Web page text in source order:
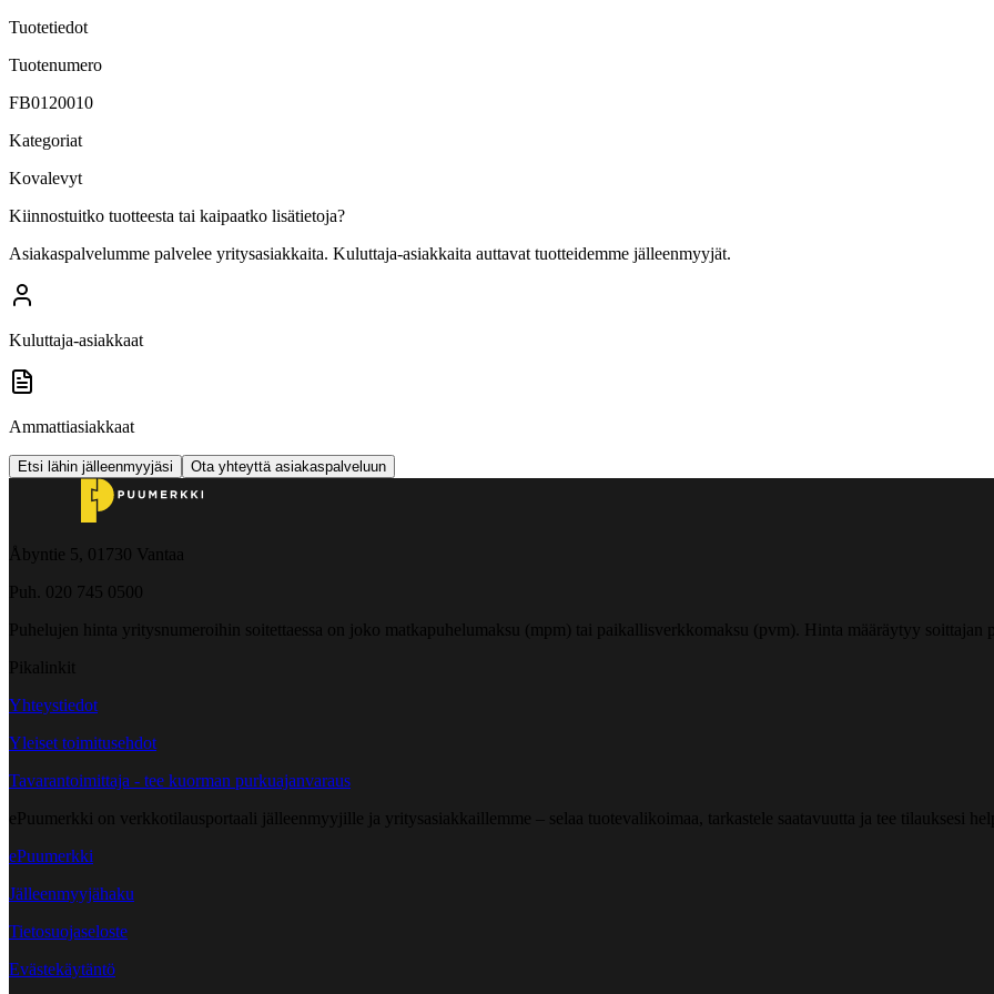
Tuotetiedot
Tuotenumero
FB0120010
Kategoriat
Kovalevyt
Kiinnostuitko tuotteesta tai kaipaatko lisätietoja?
Asiakaspalvelumme palvelee yritysasiakkaita. Kuluttaja-asiakkaita auttavat tuotteidemme jälleenmyyjät.
Kuluttaja-asiakkaat
Ammattiasiakkaat
Etsi lähin jälleenmyyjäsi Ota yhteyttä asiakaspalveluun
Åbyntie 5, 01730 Vantaa
Puh. 020 745 0500
Puhelujen hinta yritysnumeroihin soitettaessa on joko matkapuhelumaksu (mpm) tai paikallisverkkomaksu (pvm). Hinta määräytyy soittajan
Pikalinkit
Yhteystiedot
Yleiset toimitusehdot
Tavarantoimittaja - tee kuorman purkuajanvaraus
ePuumerkki on verkkotilausportaali jälleenmyyjille ja yritysasiakkaillemme – selaa tuotevalikoimaa, tarkastele saatavuutta ja tee tilauksesi
ePuumerkki
Jälleenmyyjähaku
Tietosuojaseloste
Evästekäytäntö